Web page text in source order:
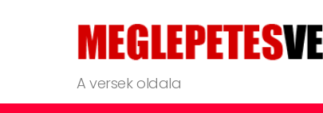
A versek oldala